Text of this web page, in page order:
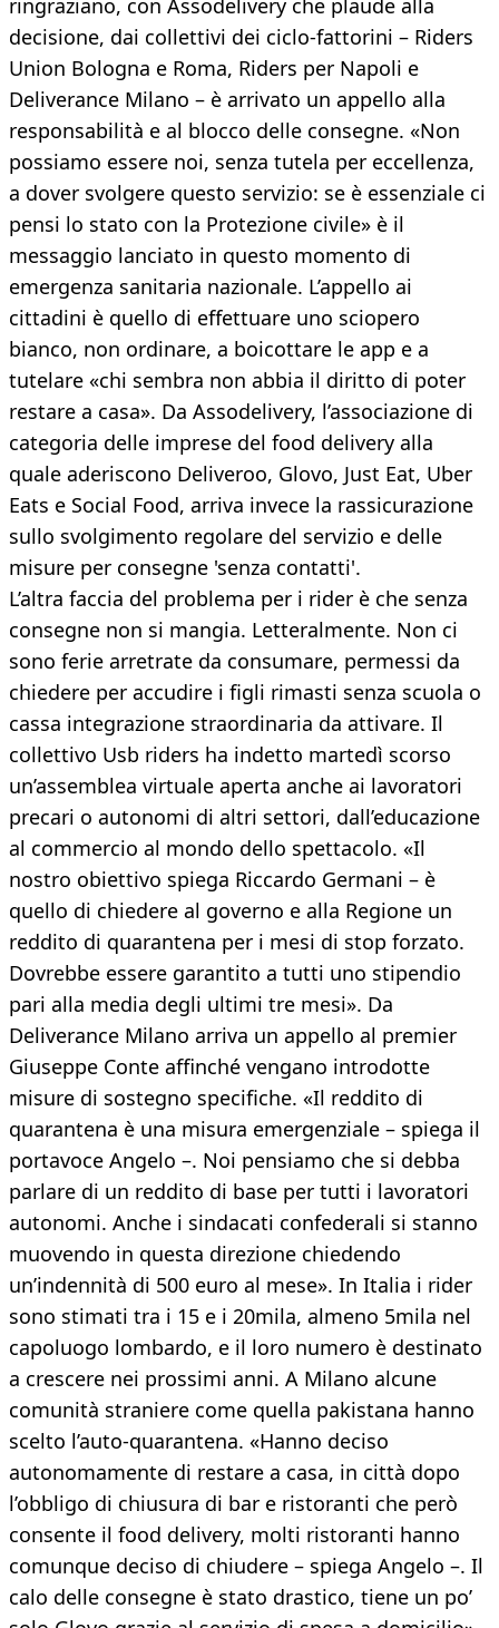
ringraziano, con Assodelivery che plaude alla
decisione, dai collettivi dei ciclo-fattorini – Riders
Union Bologna e Roma, Riders per Napoli e
Deliverance Milano – è arrivato un appello alla
responsabilità e al blocco delle consegne. «Non
possiamo essere noi, senza tutela per eccellenza,
a dover svolgere questo servizio: se è essenziale ci
pensi lo stato con la Protezione civile» è il
messaggio lanciato in questo momento di
emergenza sanitaria nazionale. L’appello ai
cittadini è quello di effettuare uno sciopero
bianco, non ordinare, a boicottare le app e a
tutelare «chi sembra non abbia il diritto di poter
restare a casa». Da Assodelivery, l’associazione di
categoria delle imprese del food delivery alla
quale aderiscono Deliveroo, Glovo, Just Eat, Uber
Eats e Social Food, arriva invece la rassicurazione
sullo svolgimento regolare del servizio e delle
misure per consegne 'senza contatti'.
L’altra faccia del problema per i rider è che senza
consegne non si mangia. Letteralmente. Non ci
sono ferie arretrate da consumare, permessi da
chiedere per accudire i figli rimasti senza scuola o
cassa integrazione straordinaria da attivare. Il
collettivo Usb riders ha indetto martedì scorso
un’assemblea virtuale aperta anche ai lavoratori
precari o autonomi di altri settori, dall’educazione
al commercio al mondo dello spettacolo. «Il
nostro obiettivo spiega Riccardo Germani – è
quello di chiedere al governo e alla Regione un
reddito di quarantena per i mesi di stop forzato.
Dovrebbe essere garantito a tutti uno stipendio
pari alla media degli ultimi tre mesi». Da
Deliverance Milano arriva un appello al premier
Giuseppe Conte affinché vengano introdotte
misure di sostegno specifiche. «Il reddito di
quarantena è una misura emergenziale – spiega il
portavoce Angelo –. Noi pensiamo che si debba
parlare di un reddito di base per tutti i lavoratori
autonomi. Anche i sindacati confederali si stanno
muovendo in questa direzione chiedendo
un’indennità di 500 euro al mese». In Italia i rider
sono stimati tra i 15 e i 20mila, almeno 5mila nel
capoluogo lombardo, e il loro numero è destinato
a crescere nei prossimi anni. A Milano alcune
comunità straniere come quella pakistana hanno
scelto l’auto-quarantena. «Hanno deciso
autonomamente di restare a casa, in città dopo
l’obbligo di chiusura di bar e ristoranti che però
consente il food delivery, molti ristoranti hanno
comunque deciso di chiudere – spiega Angelo –. Il
calo delle consegne è stato drastico, tiene un po’